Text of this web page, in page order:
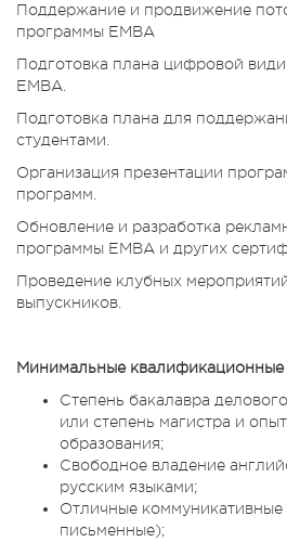
Поддержание и продвижение
программы ЕМВА
Подготовка плана цифровой
ЕМВА.
Подготовка плана для
студентами.
Организация презентации
программ.
Обновление и разработка
программы ЕМВА и других
Проведение клубных
выпускников.
Минимальные квалификационные
Степень бакалавра
или степень магистра и
образования;
Свободное владение
русским языками;
Отличные
письменные);